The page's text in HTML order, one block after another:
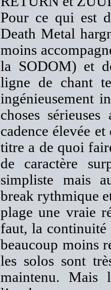
Pour ce qui est
Death Metal
moins
la SODOM) et
ligne de chant
ingénieusement
choses
cadence élevée
titre a de quoi
de caractère
simpliste mais
break rythmique
plage une vraie
faut, la
beaucoup moins
les solos sont
maintenu. Mais